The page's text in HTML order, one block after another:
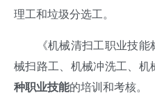
理工和垃圾分选工。
《机械清扫工职业技
械扫路工、机械冲洗工、机
种职业技能的培训和考核。